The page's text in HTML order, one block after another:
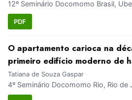
12º Seminário Docomomo Brasil,
PDF
O apartamento carioca na
primeiro edifício moderno de
Tatiana de Souza Gaspar
4º Seminário Docomomo Rio, Rio de